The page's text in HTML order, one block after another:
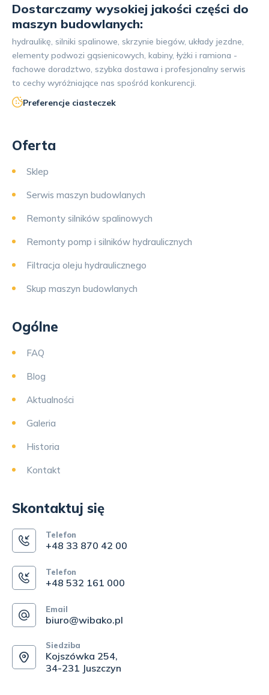
Dostarczamy wysokiej jakości części do
maszyn budowlanych:
hydraulikę, silniki spalinowe, skrzynie biegów, układy jezdne,
elementy podwozi gąsienicowych, kabiny, łyżki i ramiona -
fachowe doradztwo, szybka dostawa i profesjonalny serwis
to cechy wyróżniające nas spośród konkurencji.
Preferencje ciasteczek
Oferta
Sklep
Serwis maszyn budowlanych
Remonty silników spalinowych
Remonty pomp i silników hydraulicznych
Filtracja oleju hydraulicznego
Skup maszyn budowlanych
Ogólne
FAQ
Blog
Aktualności
Galeria
Historia
Kontakt
Skontaktuj się
Telefon
+48 33 870 42 00
Telefon
+48 532 161 000
Email
biuro@wibako.pl
Siedziba
Kojszówka 254,
34-231 Juszczyn